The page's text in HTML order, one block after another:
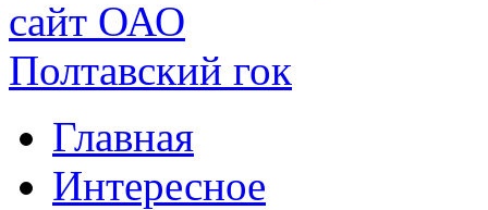
Главная
Интересное